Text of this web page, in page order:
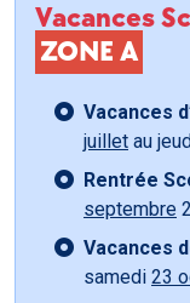
Vacances
ZONE A
Vacances
juillet au
Rentrée
septembre
Vacances
samedi 23